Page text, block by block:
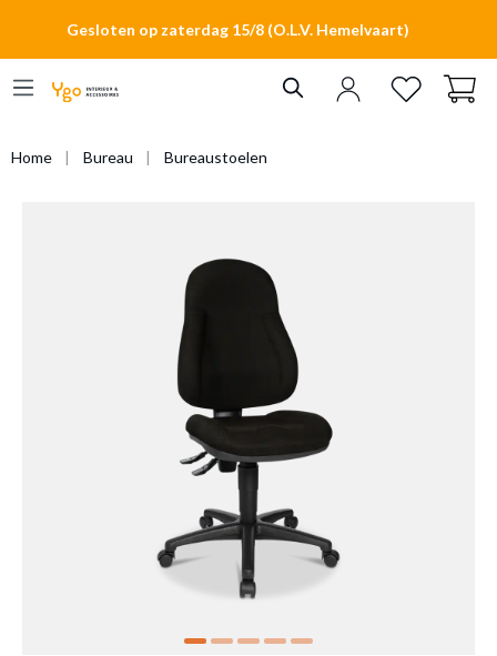
Gesloten op zaterdag 15/8 (O.L.V. Hemelvaart)
Home Bureau Bureaustoelen